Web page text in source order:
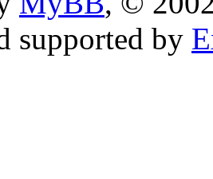
supported by